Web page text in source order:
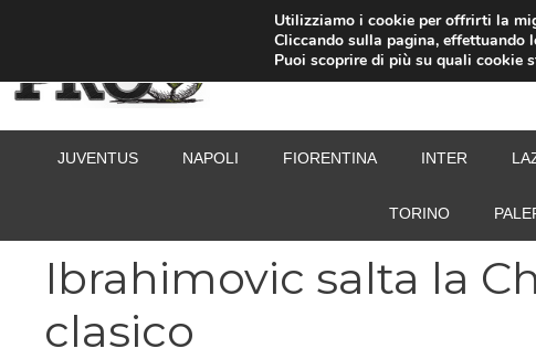
JUVENTUS NAPOLI FIORENTINA INTER
TORINO
Ibrahimovic salta la
clasico
Utilizziamo i cookie per offrirti la
Cliccando sulla pagina, effettuando
Puoi scoprire di più su quali